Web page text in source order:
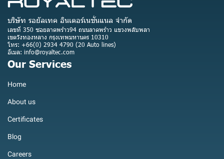
บริษัท รอยัลเทค อินเตอร์เนชั่นแนล จำกัด
เลขที่ 350 ซอยลาดพร้าว94 ถนนลาดพร้าว แขวงพลับพลา
เขตวังทองหลาง กรุงเทพมหานคร 10310
โทร: +66(0) 2934 4790 (20 Auto lines)
อีเมล: info@royaltec.com
Our Services
Home
About us
Certificates
Blog
Careers